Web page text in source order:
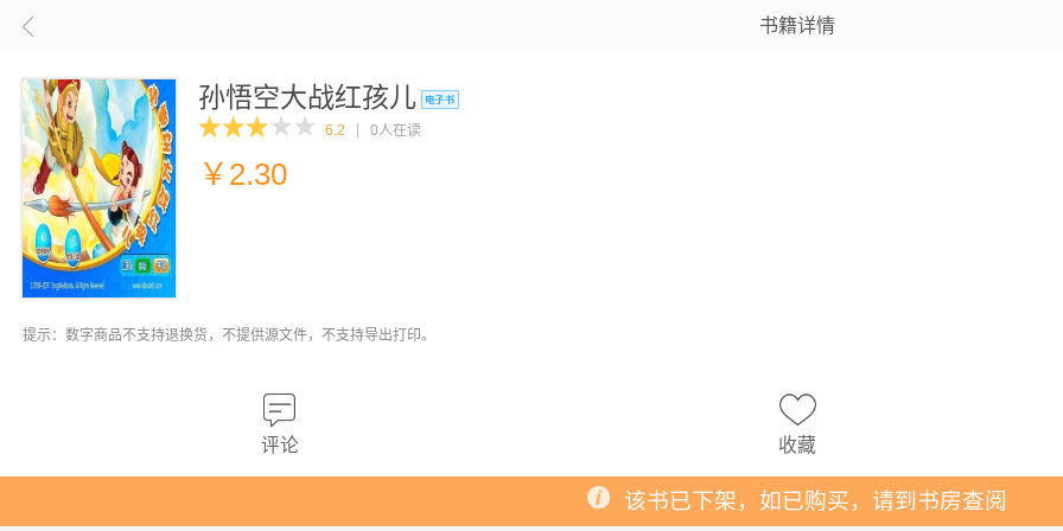
书籍详情
孙悟空大战红孩儿
6.2 0人在读
￥ 2.30
提示：数字商品不支持退换货，不提供源文件，不支持导出打印。
评论 收藏
该书已下架，如已购买，请到书房查阅